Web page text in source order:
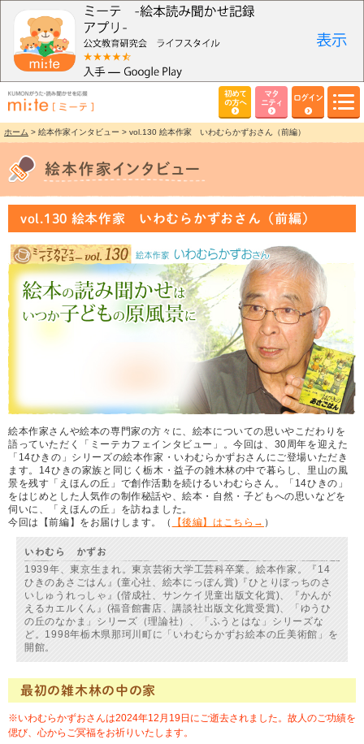
初めて
の方へ
マタ
ニティ
ログイン
ホーム > 絵本作家インタビュー > vol.130 絵本作家 いわむらかずおさん（前編）
vol.130 絵本作家 いわむらかずおさん（前編）
絵本作家さんや絵本の専門家の方々に、絵本についての思いやこだわりを
語っていただく「ミーテカフェインタビュー」。今回は、30周年を迎えた
「14ひきの」シリーズの絵本作家・いわむらかずおさんにご登場いただき
ます。14ひきの家族と同じく栃木・益子の雑木林の中で暮らし、里山の風
景を残す「えほんの丘」で創作活動を続けるいわむらさん。「14ひきの」
をはじめとした人気作の制作秘話や、絵本・自然・子どもへの思いなどを
伺いに、「えほんの丘」を訪ねました。
今回は【前編】をお届けします。（
【後編】はこちら→ ）
いわむら かずお
1939年、東京生まれ。東京芸術大学工芸科卒業。絵本作家。『14
ひきのあさごはん』(童心社、絵本にっぽん賞)『ひとりぼっちのさ
いしゅうれっしゃ』(偕成社、サンケイ児童出版文化賞)、『かんが
えるカエルくん』(福音館書店、講談社出版文化賞受賞)、「ゆうひ
の丘のなかま」シリーズ（理論社）、「ふうとはな」シリーズな
ど。1998年栃木県那珂川町に「いわむらかずお絵本の丘美術館」を
開館。
最初の雑木林の中の家
※いわむらかずおさんは2024年12月19日にご逝去されました。故人のご功績を
偲び、心からご冥福をお祈りいたします。